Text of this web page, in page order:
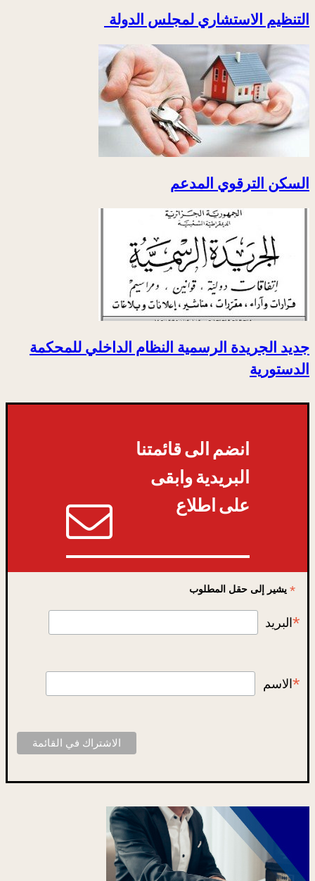
التنظيم الاستشاري لمجلس الدولة
السكن الترقوي المدعم
جديد الجريدة الرسمية النظام الداخلي للمحكمة
الدستورية
انضم الى قائمتنا
البريدية وابقى
على اطلاع
*يشير إلى حقل المطلوب
* البريد
*الاسم